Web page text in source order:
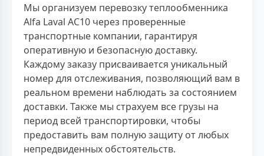
Мы организуем перевозку теплообменника
Alfa Laval AC10 через проверенные
транспортные компании, гарантируя
оперативную и безопасную доставку.
Каждому заказу присваивается уникальный
номер для отслеживания, позволяющий вам в
реальном времени наблюдать за состоянием
доставки. Также мы страхуем все грузы на
период всей транспортировки, чтобы
предоставить вам полную защиту от любых
непредвиденных обстоятельств.